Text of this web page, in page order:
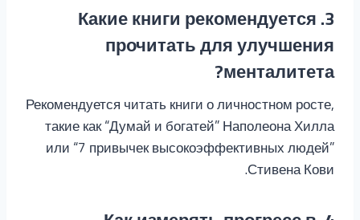
3. Какие книги рекомендуется
прочитать для улучшения
менталитета?
Рекомендуется читать книги о личностном росте,
такие как “Думай и богатей” Наполеона Хилла
или “7 привычек высокоэффективных людей”
Стивена Кови.